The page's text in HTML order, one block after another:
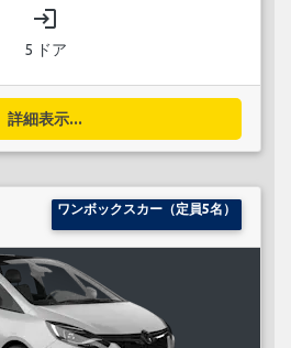
login
5 ドア
詳細表示...
ワンボックスカー（定員5名）